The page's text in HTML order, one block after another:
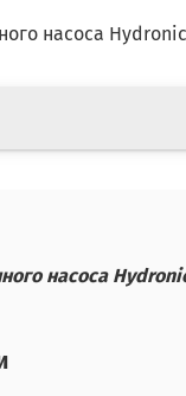
насоса
насоса